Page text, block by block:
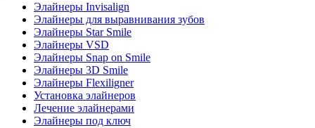
Элайнеры Invisalign
Элайнеры для выравнивания зубов
Элайнеры Star Smile
Элайнеры VSD
Элайнеры Snap on Smile
Элайнеры 3D Smile
Элайнеры Flexiligner
Установка элайнеров
Лечение элайнерами
Элайнеры под ключ